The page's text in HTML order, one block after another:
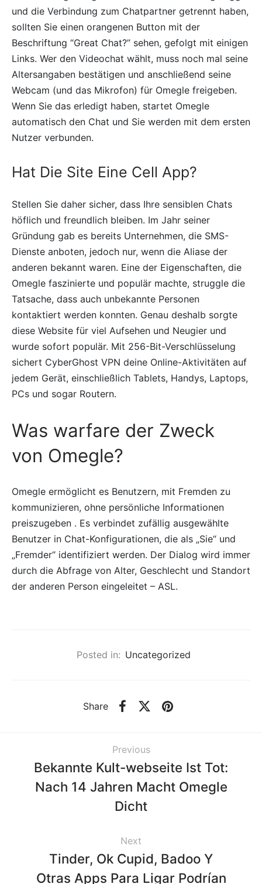
und die Verbindung zum Chatpartner getrennt haben,
sollten Sie einen orangenen Button mit der
Beschriftung “Great Chat?” sehen, gefolgt mit einigen
Links. Wer den Videochat wählt, muss noch mal seine
Altersangaben bestätigen und anschließend seine
Webcam (und das Mikrofon) für Omegle freigeben.
Wenn Sie das erledigt haben, startet Omegle
automatisch den Chat und Sie werden mit dem ersten
Nutzer verbunden.
Hat Die Site Eine Cell App?
Stellen Sie daher sicher, dass Ihre sensiblen Chats
höflich und freundlich bleiben. Im Jahr seiner
Gründung gab es bereits Unternehmen, die SMS-
Dienste anboten, jedoch nur, wenn die Aliase der
anderen bekannt waren. Eine der Eigenschaften, die
Omegle faszinierte und populär machte, struggle die
Tatsache, dass auch unbekannte Personen
kontaktiert werden konnten. Genau deshalb sorgte
diese Website für viel Aufsehen und Neugier und
wurde sofort populär. Mit 256-Bit-Verschlüsselung
sichert CyberGhost VPN deine Online-Aktivitäten auf
jedem Gerät, einschließlich Tablets, Handys, Laptops,
PCs und sogar Routern.
Was warfare der Zweck
von Omegle?
Omegle ermöglicht es Benutzern, mit Fremden zu
kommunizieren, ohne persönliche Informationen
preiszugeben . Es verbindet zufällig ausgewählte
Benutzer in Chat-Konfigurationen, die als „Sie“ und
„Fremder“ identifiziert werden. Der Dialog wird immer
durch die Abfrage von Alter, Geschlecht und Standort
der anderen Person eingeleitet – ASL.
Posted in: Uncategorized
Share
Previous
Bekannte Kult-webseite Ist Tot:
Nach 14 Jahren Macht Omegle
Dicht
Next
Tinder, Ok Cupid, Badoo Y
Otras Apps Para Ligar Podrían